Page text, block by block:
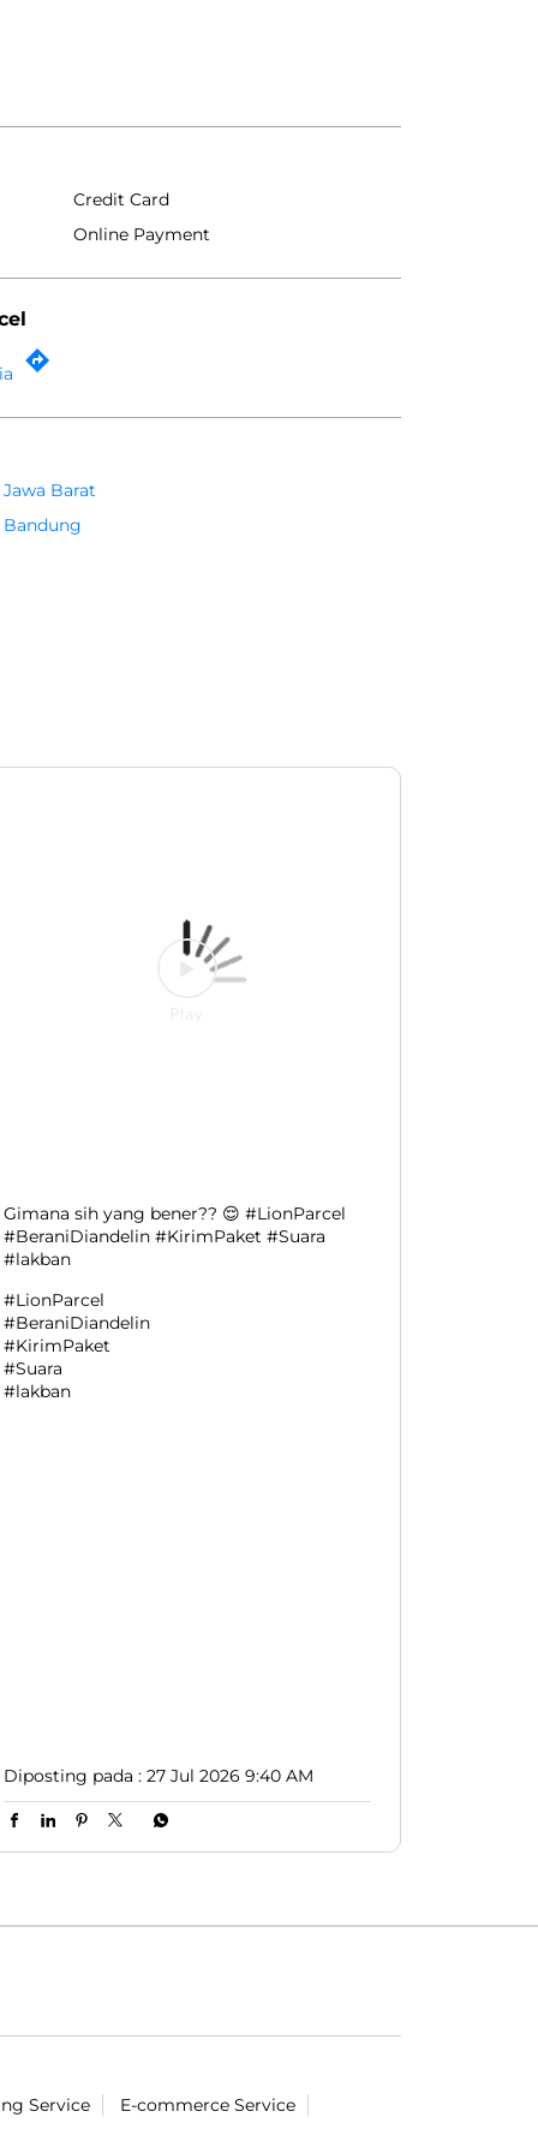
Credit Card
Online Payment
Jawa Barat
Bandung
Diposting pada : 27 Jul 2026 9:40 AM
Service
E-commerce Service